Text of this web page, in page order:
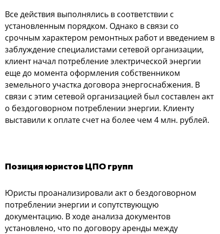
Все действия выполнялись в соответствии с
установленным порядком. Однако в связи со
срочным характером ремонтных работ и введением в
заблуждение специалистами сетевой организации,
клиент начал потребление электрической энергии
еще до момента оформления собственником
земельного участка договора энергоснабжения. В
связи с этим сетевой организацией был составлен акт
о бездоговорном потреблении энергии. Клиенту
выставили к оплате счет на более чем 4 млн. рублей.
Позиция юристов ЦПО групп
Юристы проанализировали акт о бездоговорном
потреблении энергии и сопутствующую
документацию. В ходе анализа документов
установлено, что по договору аренды между